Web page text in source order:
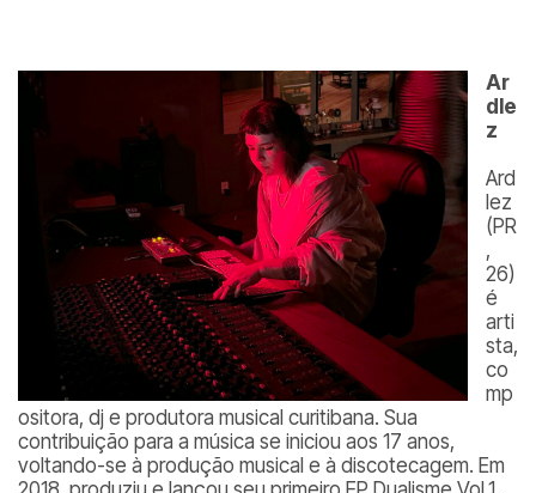
Ar
dle
z
Ard
lez
(PR
,
26)
é
arti
sta,
co
mp
ositora, dj e produtora musical curitibana. Sua
contribuição para a música se iniciou aos 17 anos,
voltando-se à produção musical e à discotecagem. Em